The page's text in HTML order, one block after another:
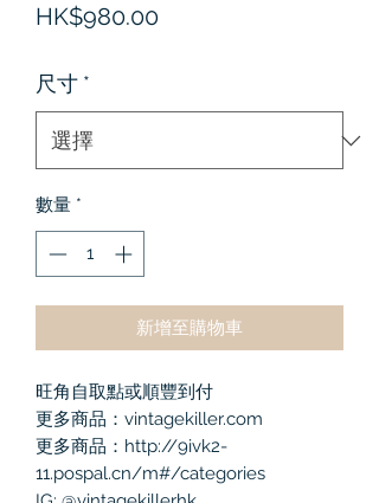
HK$980.00價
尺寸 *
數量 *
新增至購物車
旺角自取點或順豐到付
更多商品：vintagekiller.com
更多商品：http://9ivk2-
11.pospal.cn/m#/categories